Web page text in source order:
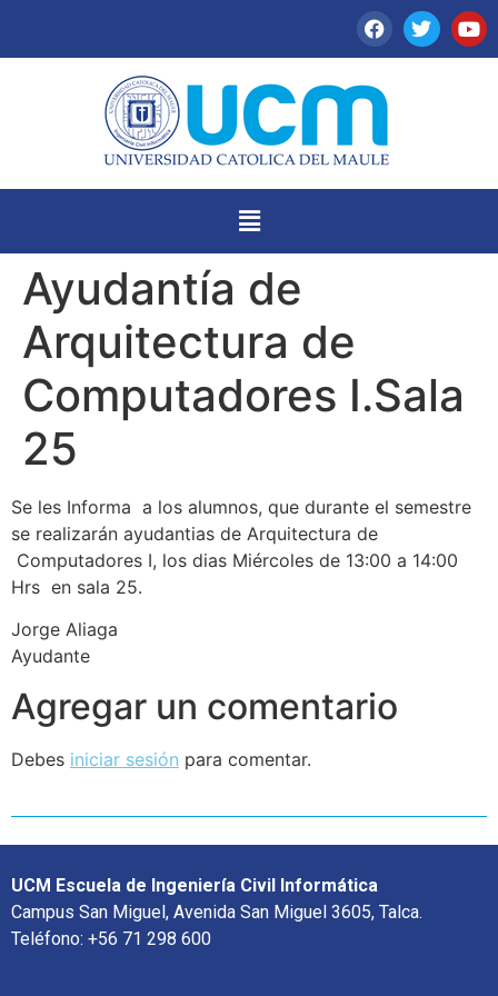
Ayudantía de
Arquitectura de
Computadores I.Sala
25
Se les Informa a los alumnos, que durante el semestre
se realizarán ayudantias de Arquitectura de
Computadores I, los dias Miércoles de 13:00 a 14:00
Hrs en sala 25.
Jorge Aliaga
Ayudante
Agregar un comentario
Debes iniciar sesión para comentar.
UCM Escuela de Ingeniería Civil Informática
Campus San Miguel, Avenida San Miguel 3605, Talca.
Teléfono: +56 71 298 600